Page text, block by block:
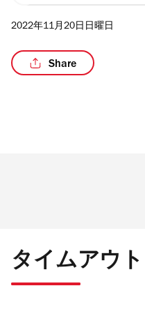
2022年11月20日日曜日
Share
タイムアウ